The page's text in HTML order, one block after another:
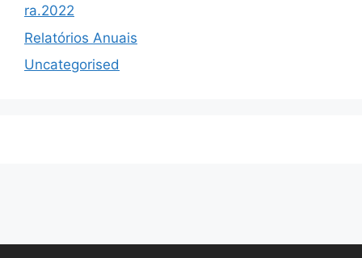
ra.2022
Relatórios Anuais
Uncategorised